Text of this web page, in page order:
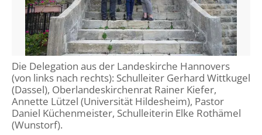
Die Delegation aus der Landeskirche Hannovers
(von links nach rechts): Schulleiter Gerhard Wittkugel
(Dassel), Oberlandeskirchenrat Rainer Kiefer,
Annette Lützel (Universität Hildesheim), Pastor
Daniel Küchenmeister, Schulleiterin Elke Rothämel
(Wunstorf).